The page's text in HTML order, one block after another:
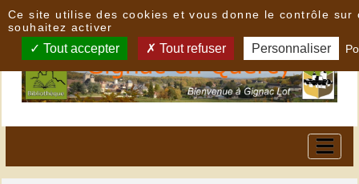
Ce site utilise des cookies et vous donne le contrôle sur
souhaitez activer
Tout accepter Tout refuser Personnaliser